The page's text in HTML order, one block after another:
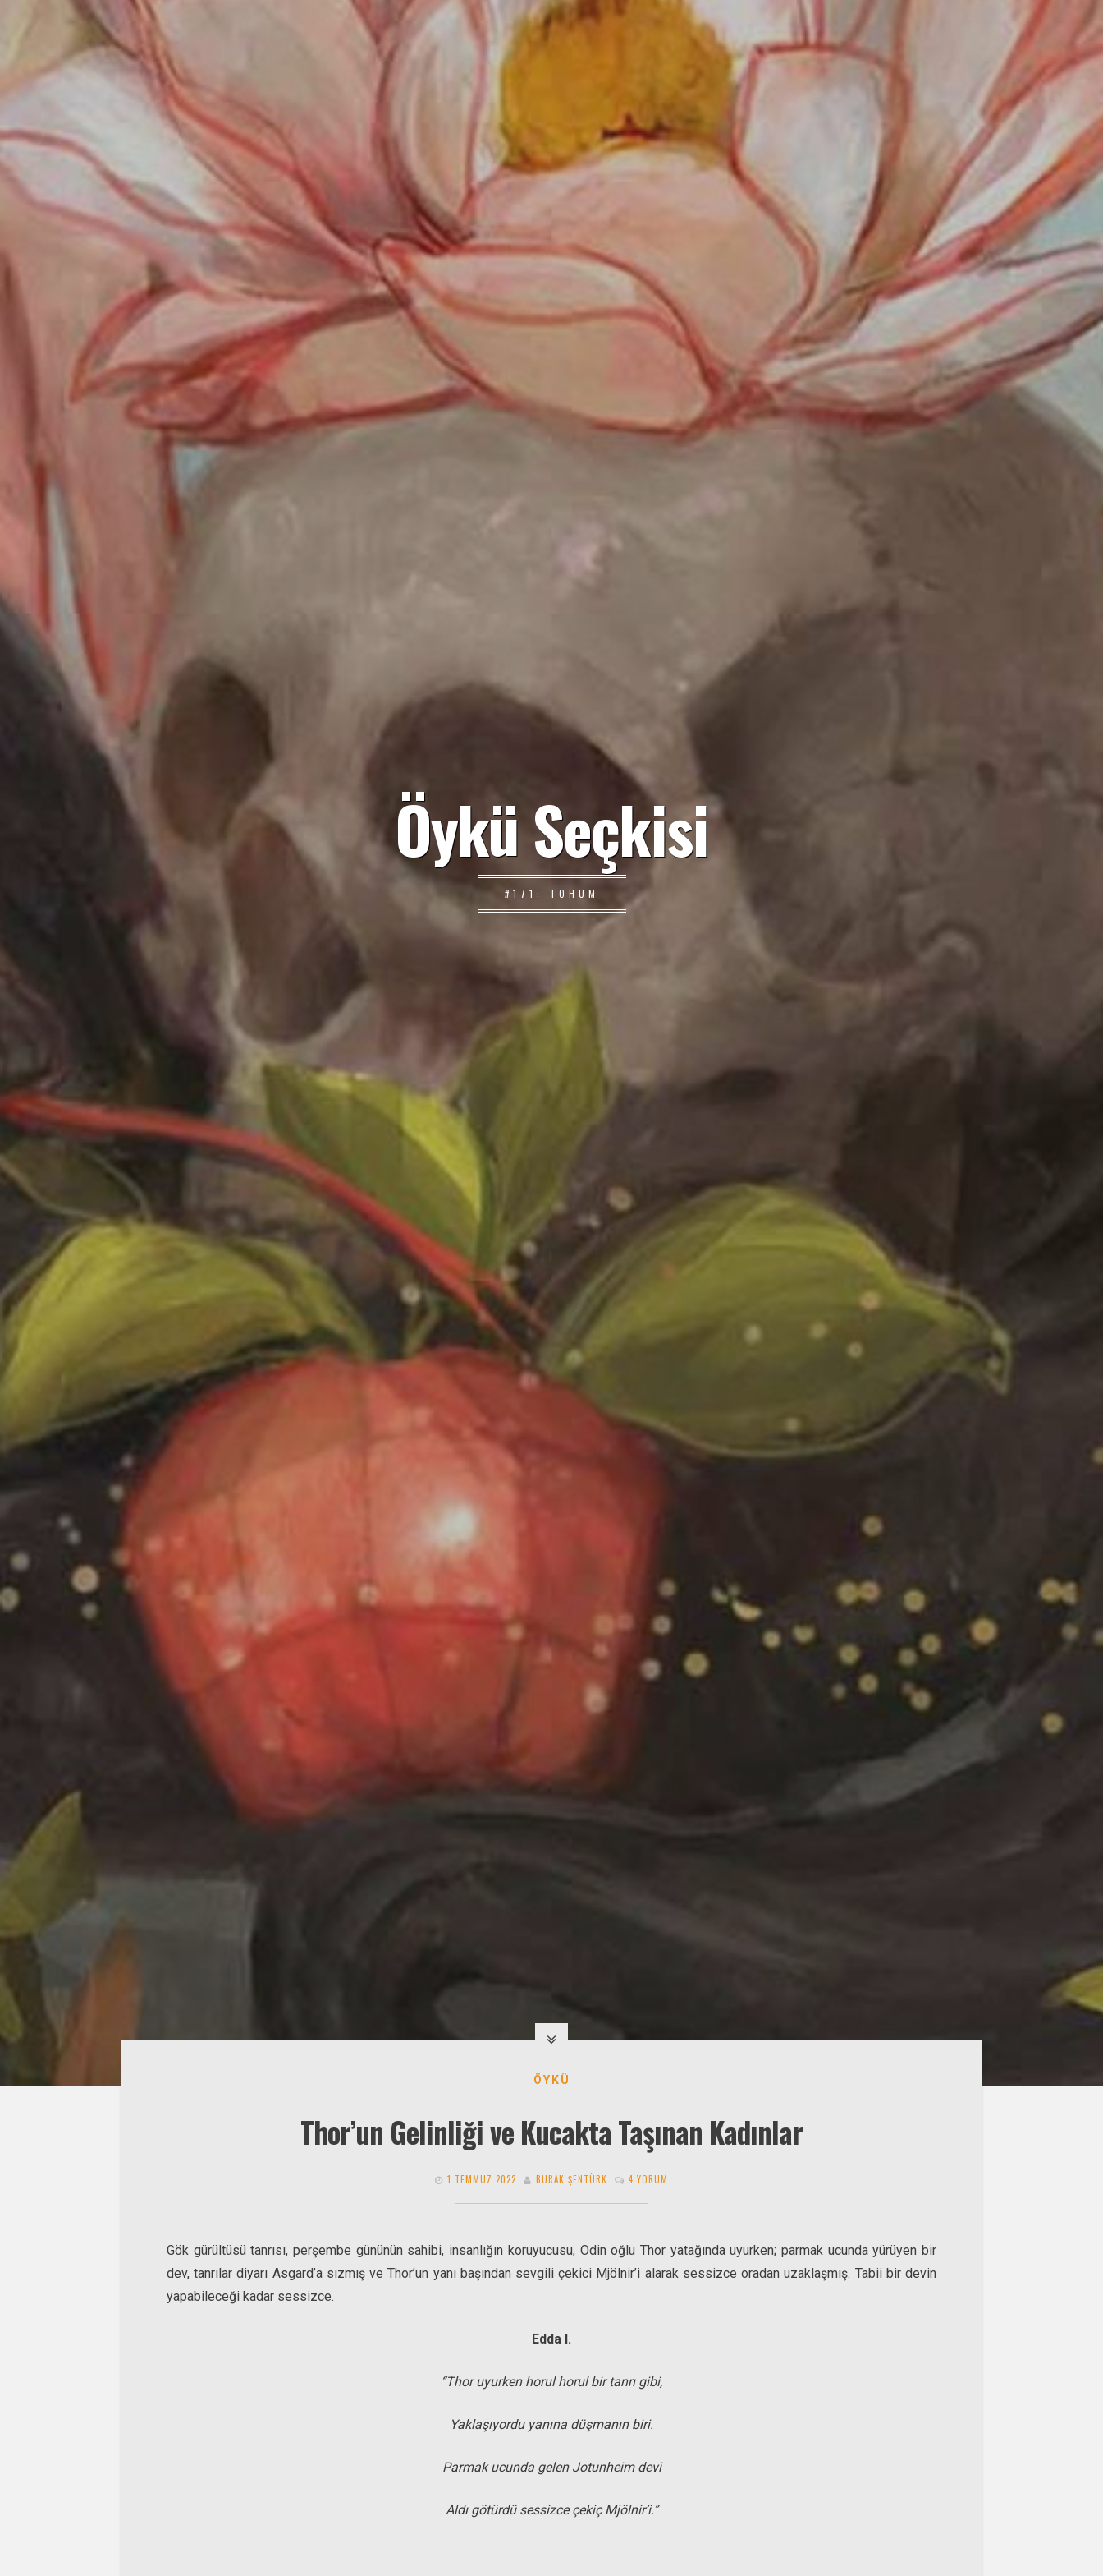
Öykü Seçkisi
#171: TOHUM
ÖYKÜ
Thor’un Gelinliği ve Kucakta Taşınan Kadınlar
1 TEMMUZ 2022 BURAK ŞENTÜRK 4 YORUM
Gök gürültüsü tanrısı, perşembe gününün sahibi, insanlığın koruyucusu, Odin oğlu Thor yatağında uyurken; parmak ucunda yürüyen bir
dev, tanrılar diyarı Asgard’a sızmış ve Thor’un yanı başından sevgili çekici Mjölnir’i alarak sessizce oradan uzaklaşmış. Tabii bir devin
yapabileceği kadar sessizce.
Edda I.
“Thor uyurken horul horul bir tanrı gibi,
Yaklaşıyordu yanına düşmanın biri.
Parmak ucunda gelen Jotunheim devi
Aldı götürdü sessizce çekiç Mjölnir’i.”